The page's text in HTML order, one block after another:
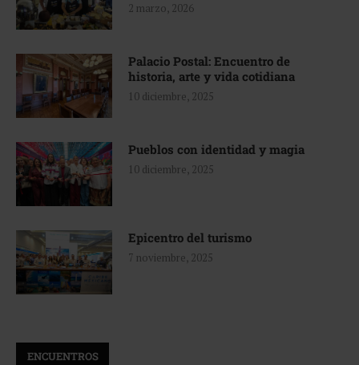
2 marzo, 2026
Palacio Postal: Encuentro de
historia, arte y vida cotidiana
10 diciembre, 2025
Pueblos con identidad y magia
10 diciembre, 2025
Epicentro del turismo
7 noviembre, 2025
ENCUENTROS